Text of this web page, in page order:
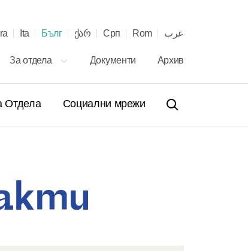
Ita Бълг ქარ Срп Rom عرب
За отдела Документи Архив
Отдела Социални мрежи